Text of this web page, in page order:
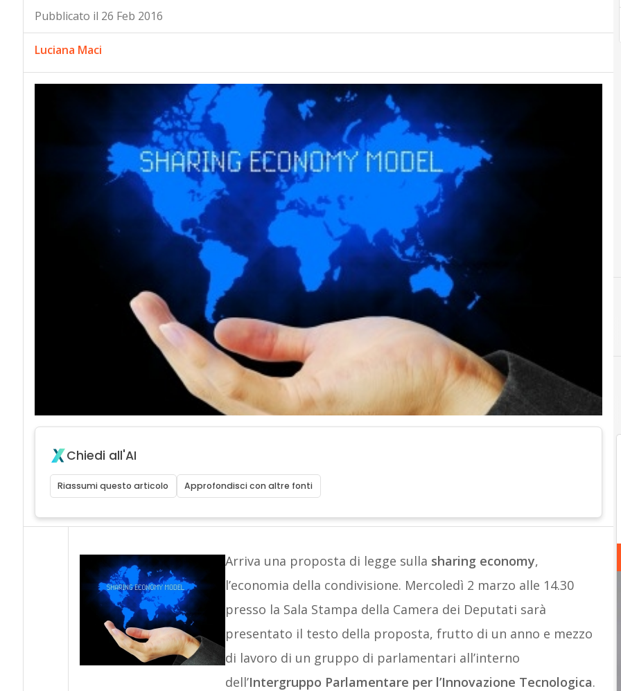
Pubblicato il 26 Feb 2016
Luciana Maci
Chiedi all'AI
Riassumi questo articolo Approfondisci con altre fonti
Arriva una proposta di legge sulla sharing economy,
l’economia della condivisione. Mercoledì 2 marzo alle 14.30
presso la Sala Stampa della Camera dei Deputati sarà
presentato il testo della proposta, frutto di un anno e mezzo
di lavoro di un gruppo di parlamentari all’interno
dell’Intergruppo Parlamentare per l’Innovazione Tecnologica.